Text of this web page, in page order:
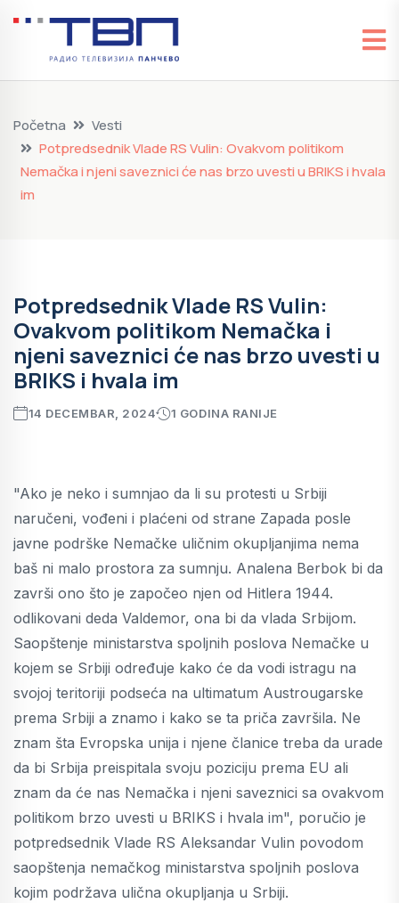
Početna
Vesti
Potpredsednik Vlade RS Vulin: Ovakvom politikom
Nemačka i njeni saveznici će nas brzo uvesti u BRIKS i hvala
im
Potpredsednik Vlade RS Vulin:
Ovakvom politikom Nemačka i
njeni saveznici će nas brzo uvesti u
BRIKS i hvala im
14 DECEMBAR, 2024 1 GODINA RANIJE
"Ako je neko i sumnjao da li su protesti u Srbiji
naručeni, vođeni i plaćeni od strane Zapada posle
javne podrške Nemačke uličnim okupljanjima nema
baš ni malo prostora za sumnju. Analena Berbok bi da
završi ono što je započeo njen od Hitlera 1944.
odlikovani deda Valdemor, ona bi da vlada Srbijom.
Saopštenje ministarstva spoljnih poslova Nemačke u
kojem se Srbiji određuje kako će da vodi istragu na
svojoj teritoriji podseća na ultimatum Austrougarske
prema Srbiji a znamo i kako se ta priča završila. Ne
znam šta Evropska unija i njene članice treba da urade
da bi Srbija preispitala svoju poziciju prema EU ali
znam da će nas Nemačka i njeni saveznici sa ovakvom
politikom brzo uvesti u BRIKS i hvala im", poručio je
potpredsednik Vlade RS Aleksandar Vulin povodom
saopštenja nemačkog ministarstva spoljnih poslova
kojim podržava ulična okupljanja u Srbiji.